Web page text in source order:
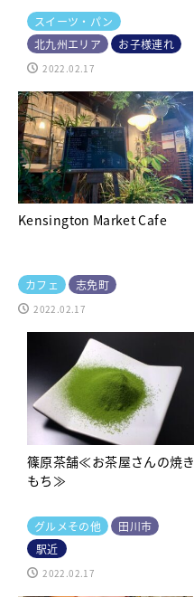
スイーツ・パン
北九州エリア
お子様連れ
2022.02.17
Kensington Market Cafe
カフェ 志免町
2022.02.17
篠原茶舗≪お茶屋さんの焼き
もち≫
グルメその他
田川市
駅近
2022.02.17